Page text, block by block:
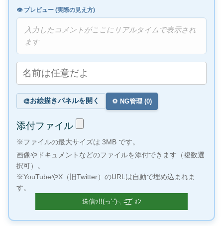
👁️ プレビュー (実際の見え方)
入力したコメントがここにリアルタイムで表示され
ます
🎨お絵描きパネルを開く ⚙️ NG管理 (0)
添付ファイル
※ファイルの最大サイズは 3MB です。
画像やドキュメントなどのファイルを添付できます（複数選
択可）。
※YouTubeやX（旧Twitter）のURLは自動で埋め込まれま
す。